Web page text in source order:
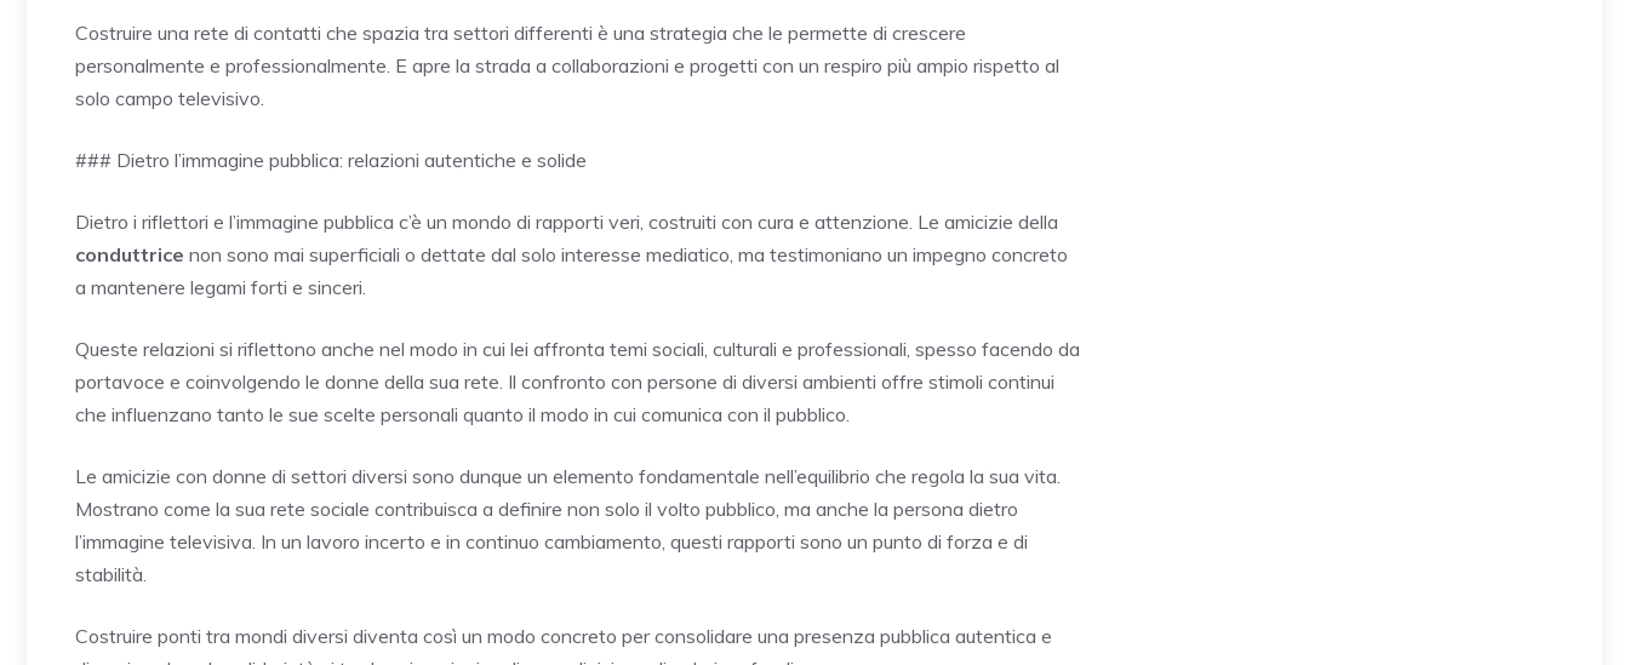
Costruire una rete di contatti che spazia tra settori differenti è una strategia che le permette di crescere
personalmente e professionalmente. E apre la strada a collaborazioni e progetti con un respiro più ampio rispetto al
solo campo televisivo.
### Dietro l’immagine pubblica: relazioni autentiche e solide
Dietro i riflettori e l’immagine pubblica c’è un mondo di rapporti veri, costruiti con cura e attenzione. Le amicizie della
conduttrice non sono mai superficiali o dettate dal solo interesse mediatico, ma testimoniano un impegno concreto
a mantenere legami forti e sinceri.
Queste relazioni si riflettono anche nel modo in cui lei affronta temi sociali, culturali e professionali, spesso facendo da
portavoce e coinvolgendo le donne della sua rete. Il confronto con persone di diversi ambienti offre stimoli continui
che influenzano tanto le sue scelte personali quanto il modo in cui comunica con il pubblico.
Le amicizie con donne di settori diversi sono dunque un elemento fondamentale nell’equilibrio che regola la sua vita.
Mostrano come la sua rete sociale contribuisca a definire non solo il volto pubblico, ma anche la persona dietro
l’immagine televisiva. In un lavoro incerto e in continuo cambiamento, questi rapporti sono un punto di forza e di
stabilità.
Costruire ponti tra mondi diversi diventa così un modo concreto per consolidare una presenza pubblica autentica e